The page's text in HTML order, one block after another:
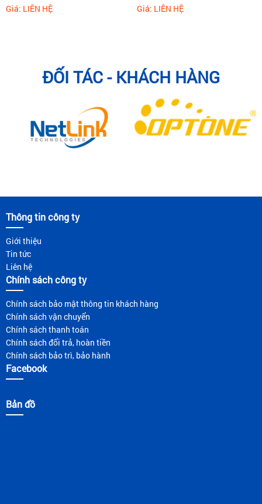
Giá: LIÊN HỆ
Giá: LIÊN HỆ
ĐỐI TÁC - KHÁCH HÀNG
Thông tin công ty
Giới thiệu
Tin tức
Liên hệ
Chính sách công ty
Chính sách bảo mật thông tin khách hàng
Chính sách vận chuyển
Chính sách thanh toán
Chính sách đổi trả, hoàn tiền
Chính sách bảo trì, bảo hành
Facebook
Bản đồ